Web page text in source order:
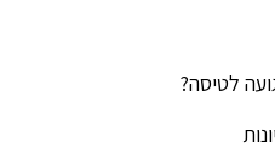
לטיסה?